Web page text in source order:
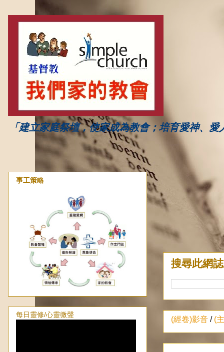
「建立家庭祭壇，使家成為教會；培育愛神、
搜尋此網誌
(經卷)影音 / (
事工策略
每日靈修/心靈微聲